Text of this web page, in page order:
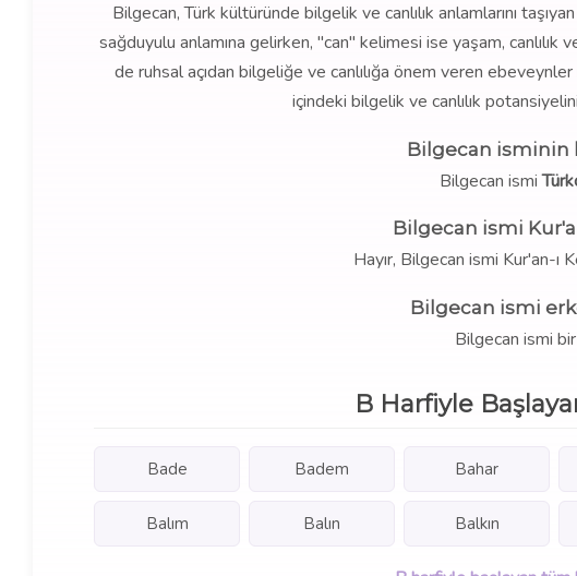
Bilgecan, Türk kültüründe bilgelik ve canlılık anlamlarını
sağduyulu anlamına gelirken, "can" kelimesi ise yaşam,
de ruhsal açıdan bilgeliğe ve canlılığa önem veren
içindeki bilgelik ve canlılık
Bilgecan isminin
Bilgecan ismi
Bilgecan ismi
Hayır, Bilgecan ismi Kur'an-ı
Bilgecan ismi
Bilgecan ismi bir
B Harfiyle
Bade Badem Bahar
Balım Balın Balkın